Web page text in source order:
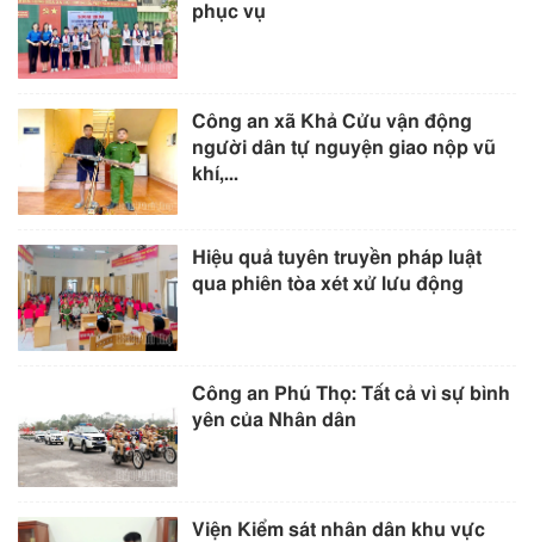
phục vụ
Công an xã Khả Cửu vận động
người dân tự nguyện giao nộp vũ
khí,...
Hiệu quả tuyên truyền pháp luật
qua phiên tòa xét xử lưu động
Công an Phú Thọ: Tất cả vì sự bình
yên của Nhân dân
Viện Kiểm sát nhân dân khu vực